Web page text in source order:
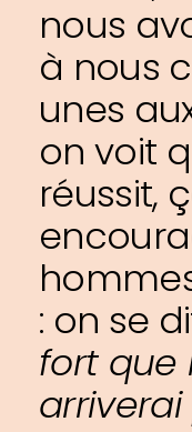
nous
à nous
unes
on voit
réussit,
: on se
fort que